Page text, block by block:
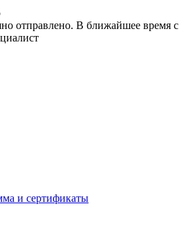
отправлено. В ближайшее время с
и сертификаты